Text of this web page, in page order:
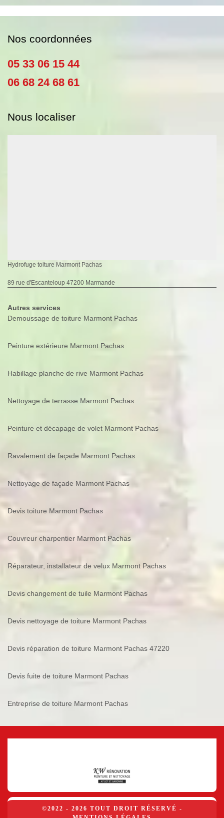
Nos coordonnées
05 33 06 15 44
06 68 24 68 61
Nous localiser
Hydrofuge toiture Marmont Pachas
89 rue d'Escanteloup 47200 Marmande
Autres services
Demoussage de toiture Marmont Pachas
Peinture extérieure Marmont Pachas
Habillage planche de rive Marmont Pachas
Nettoyage de terrasse Marmont Pachas
Peinture et décapage de volet Marmont Pachas
Ravalement de façade Marmont Pachas
Nettoyage de façade Marmont Pachas
Devis toiture Marmont Pachas
Couvreur charpentier Marmont Pachas
Réparateur, installateur de velux Marmont Pachas
Devis changement de tuile Marmont Pachas
Devis nettoyage de toiture Marmont Pachas
Devis réparation de toiture Marmont Pachas 47220
Devis fuite de toiture Marmont Pachas
Entreprise de toiture Marmont Pachas
©2022 - 2026 TOUT DROIT RÉSERVÉ -